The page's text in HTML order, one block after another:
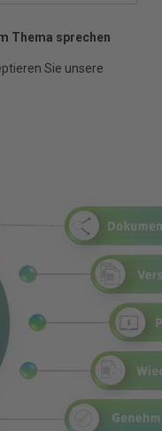
Thema sprechen
Sie unsere